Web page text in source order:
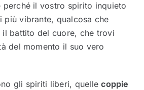
perché il vostro spirito inquieto
più vibrante, qualcosa che
il battito del cuore, che trovi
del momento il suo vero
gli spiriti liberi, quellecoppie